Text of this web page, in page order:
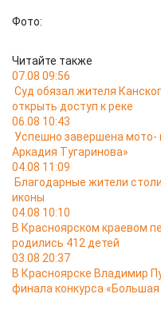
Фото:
Читайте также
07.08 09:56
Суд обязал жителя
открыть доступ к реке
06.08 10:43
Успешно завершена мото-
Аркадия Тугаринова»
04.08 11:09
Благодарные жители
иконы
04.08 10:10
В Красноярском краевом
родились 412 детей
03.08 20:37
В Красноярске Владимир
финала конкурса